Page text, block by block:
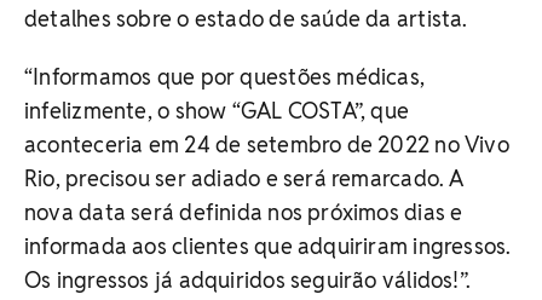
detalhes sobre o estado de saúde da artista.
“Informamos que por questões médicas,
infelizmente, o show “GAL COSTA”, que
aconteceria em 24 de setembro de 2022 no Vivo
Rio, precisou ser adiado e será remarcado. A
nova data será definida nos próximos dias e
informada aos clientes que adquiriram ingressos.
Os ingressos já adquiridos seguirão válidos!”.